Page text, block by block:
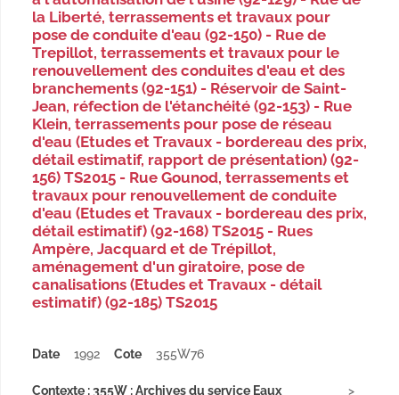
la Liberté, terrassements et travaux pour
pose de conduite d'eau (92-150) - Rue de
Trepillot, terrassements et travaux pour le
renouvellement des conduites d'eau et des
branchements (92-151) - Réservoir de Saint-
Jean, réfection de l'étanchéité (92-153) - Rue
Klein, terrassements pour pose de réseau
d'eau (Etudes et Travaux - bordereau des prix,
détail estimatif, rapport de présentation) (92-
156) TS2015 - Rue Gounod, terrassements et
travaux pour renouvellement de conduite
d'eau (Etudes et Travaux - bordereau des prix,
détail estimatif) (92-168) TS2015 - Rues
Ampère, Jacquard et de Trépillot,
aménagement d'un giratoire, pose de
canalisations (Etudes et Travaux - détail
estimatif) (92-185) TS2015
Date 1992 Cote 355W76
Contexte : 355W : Archives du service Eaux